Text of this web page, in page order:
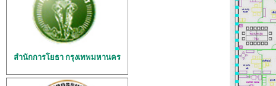
สำนักการโยธา กรุงเทพมหานคร